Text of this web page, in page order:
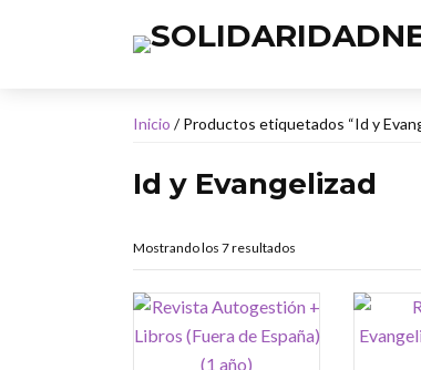
Inicio / Productos etiquetados “Id y
Id y Evangelizad
Mostrando los 7 resultados